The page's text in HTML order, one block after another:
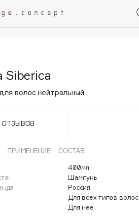
Siberica
волос нейтральный
ОТЗЫВОВ
ПРИМЕНЕНИЕ СОСТАВ
400мл
Шампунь
Россия
Для всех типов волос
Для нее